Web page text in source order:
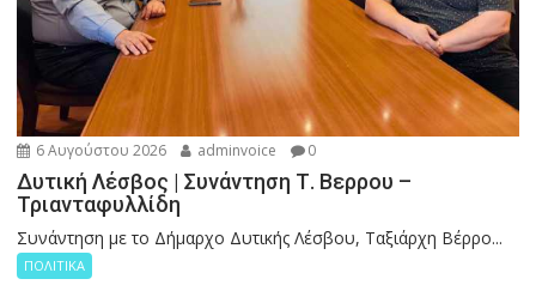
6 Αυγούστου 2026 adminvoice 0
Δυτική Λέσβος | Συνάντηση Τ. Βερρου –
Τριανταφυλλίδη
Συνάντηση με το Δήμαρχο Δυτικής Λέσβου, Ταξιάρχη Βέρρο...
ΠΟΛΙΤΙΚΑ